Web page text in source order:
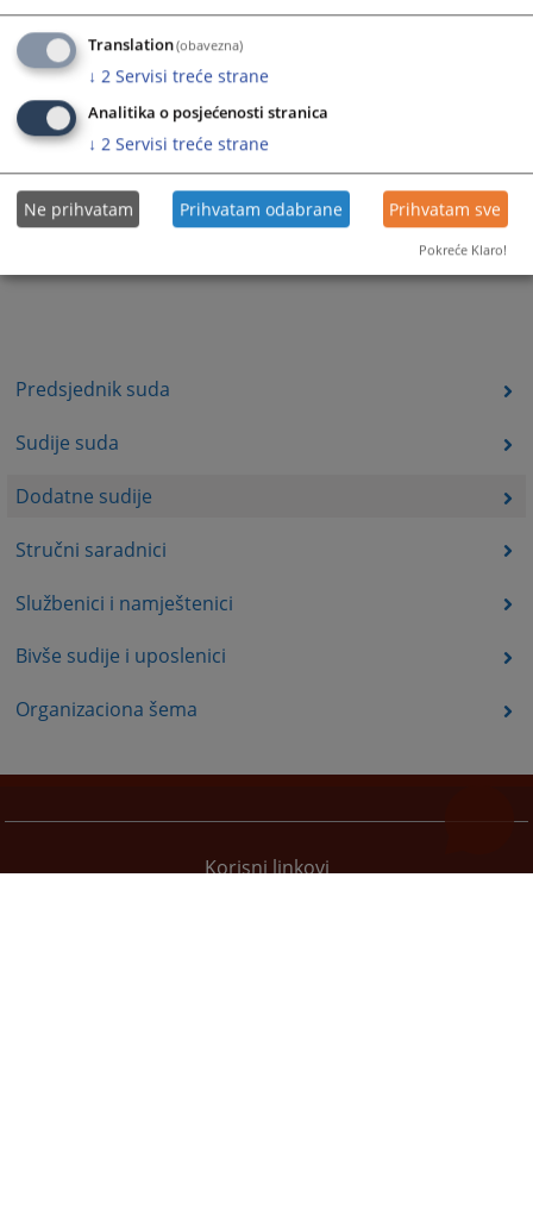
Predsjednik suda
Sudije suda
Dodatne sudije
Stručni saradnici
Službenici i namještenici
Bivše sudije i uposlenici
Organizaciona šema
Korisni linkovi
Translation(obavezna)
↓ 2 Servisi treće strane
Analitika o posjećenosti stranica
↓ 2 Servisi treće strane
Ne prihvatam Prihvatam odabrane Prihvatam sve
Pokreće Klaro!